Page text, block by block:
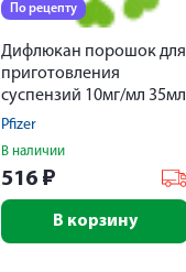
По рецепту
Дифлюкан порошок для
приготовления
суспензий 10мг/мл 35мл
Pfizer
В наличии
516 ₽
В корзину